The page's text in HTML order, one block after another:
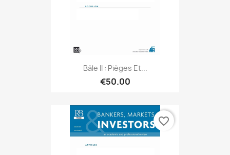
Bâle II : Pièges Et...
€50.00
favorite_border